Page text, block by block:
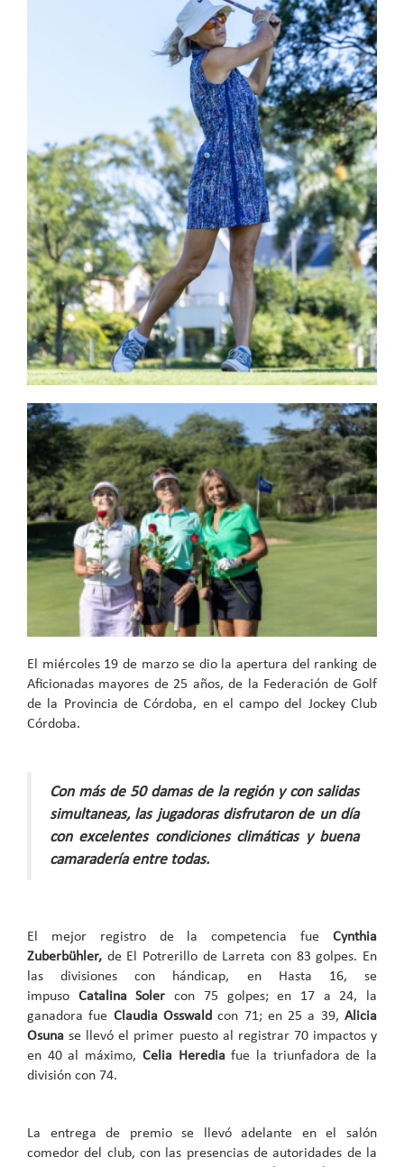
El miércoles 19 de marzo se dio la apertura del ranking de
Aficionadas mayores de 25 años, de la Federación de Golf
de la Provincia de Córdoba, en el campo del Jockey Club
Córdoba.
Con más de 50 damas de la región y con salidas
simultaneas, las jugadoras disfrutaron de un día
con excelentes condiciones climáticas y buena
camaradería entre todas.
El mejor registro de la competencia fue Cynthia
Zuberbühler, de El Potrerillo de Larreta con 83 golpes. En
las divisiones con hándicap, en Hasta 16, se
impuso Catalina Soler con 75 golpes; en 17 a 24, la
ganadora fue Claudia Osswald con 71; en 25 a 39,Alicia
Osuna se llevó el primer puesto al registrar 70 impactos y
en 40 al máximo, Celia Herediafue la triunfadora de la
división con 74.
La entrega de premio se llevó adelante en el salón
comedor del club, con las presencias de autoridades de la